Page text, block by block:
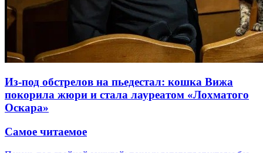
Из-под обстрелов на пьедестал: кошка Вижа
покорила жюри и стала лауреатом «Лохматого
Оскара»
Самое читаемое